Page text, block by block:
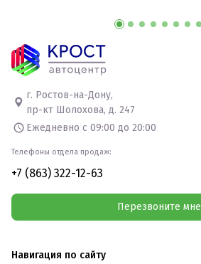
г. Ростов-на-Дону,
пр-кт Шолохова, д. 247
Ежедневно с 09:00 до 20:00
Телефоны отдела продаж:
+7 (863) 322-12-63
Перезвоните мне
Навигация по сайту